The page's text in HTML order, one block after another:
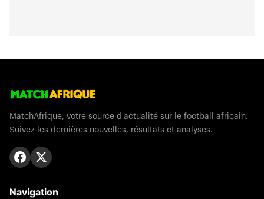
MatchAfrique, votre source d'actualité sur le football africain.
Suivez les dernières nouvelles, résultats et analyses.
Navigation